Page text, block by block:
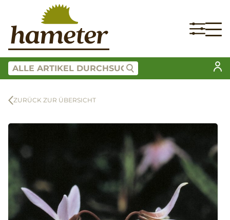
ZURÜCK ZUR ÜBERSICHT